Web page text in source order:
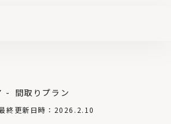
終更新日時：2026.2.10
間取りプラン